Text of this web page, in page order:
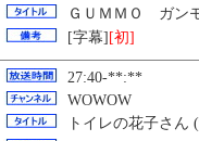
ＧＵＭＭＯ ガン
[字幕] [初]
27:40-**:**
WOWOW
トイレの花子さん